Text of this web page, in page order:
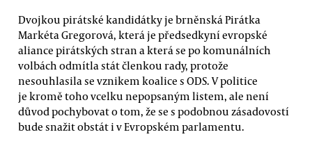
Dvojkou pirátské kandidátky je brněnská Pirátka
Markéta Gregorová, která je předsedkyní evropské
aliance pirátských stran a která se po komunálních
volbách odmítla stát členkou rady, protože
nesouhlasila se vznikem koalice s ODS. V politice
je kromě toho vcelku nepopsaným listem, ale není
důvod pochybovat o tom, že se s podobnou zásadovostí
bude snažit obstát i v Evropském parlamentu.